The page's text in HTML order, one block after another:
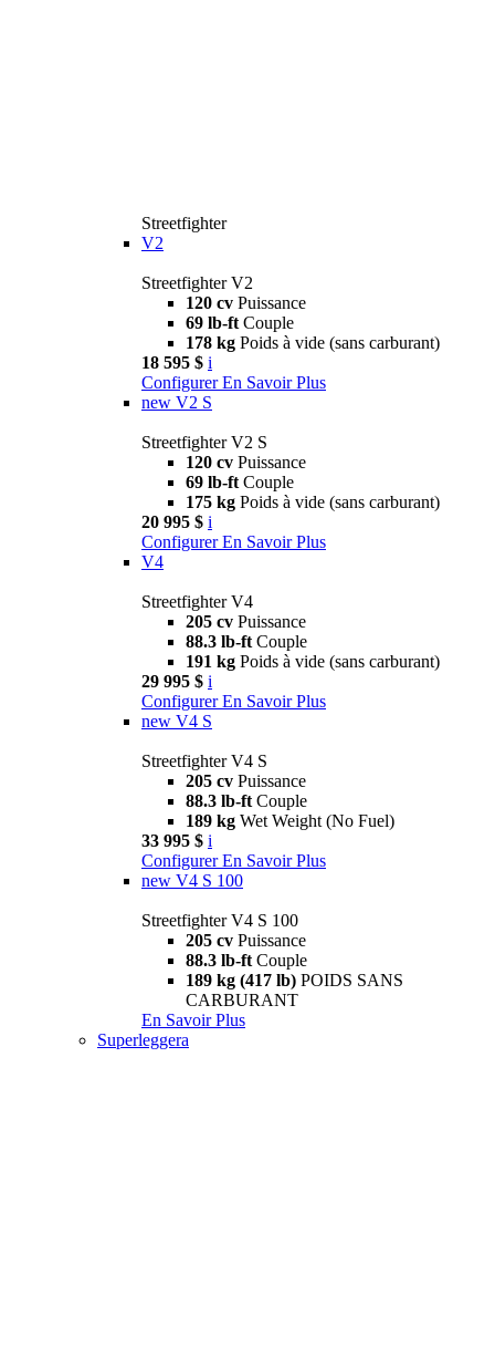
Streetfighter
V2
Streetfighter V2
120 cv Puissance
69 lb-ft Couple
178 kg Poids à vide (sans carburant)
18 595 $ i
Configurer En Savoir Plus
new V2 S
Streetfighter V2 S
120 cv Puissance
69 lb-ft Couple
175 kg Poids à vide (sans carburant)
20 995 $ i
Configurer En Savoir Plus
V4
Streetfighter V4
205 cv Puissance
88.3 lb-ft Couple
191 kg Poids à vide (sans carburant)
29 995 $ i
Configurer En Savoir Plus
new V4 S
Streetfighter V4 S
205 cv Puissance
88.3 lb-ft Couple
189 kg Wet Weight (No Fuel)
33 995 $ i
Configurer En Savoir Plus
new V4 S 100
Streetfighter V4 S 100
205 cv Puissance
88.3 lb-ft Couple
189 kg (417 lb) POIDS SANS
CARBURANT
En Savoir Plus
Superleggera